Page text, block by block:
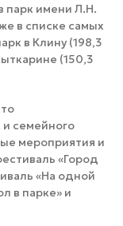
парк имени Л.Н.
в списке самых
в Клину (198,3
(150,3
и семейного
мероприятия и
«Город
«На одной
в парке» и